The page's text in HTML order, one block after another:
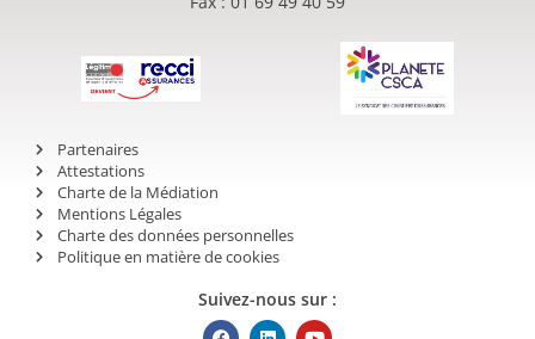
Partenaires
Attestations
Charte de la Médiation
Mentions Légales
Charte des données personnelles
Politique en matière de cookies
Suivez-nous sur :